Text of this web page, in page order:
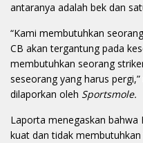
antaranya adalah bek dan
“Kami membutuhkan
CB akan tergantung pada
membutuhkan seorang
seseorang yang harus
dilaporkan oleh Sportsmole.
Laporta menegaskan bahwa
kuat dan tidak